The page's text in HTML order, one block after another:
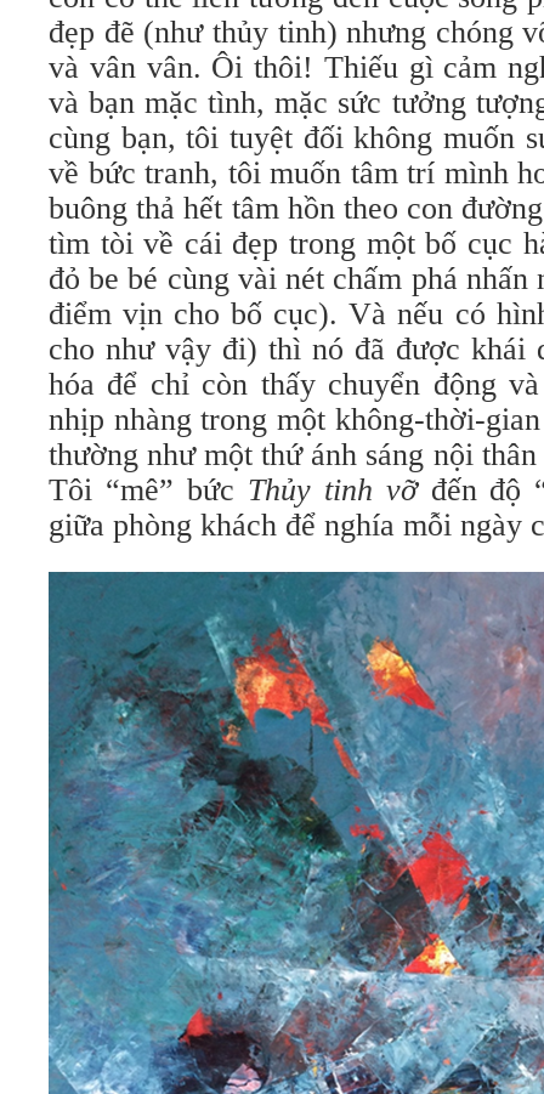
đẹp đẽ (như thủy tinh) nhưng chóng
và vân vân. Ôi thôi! Thiếu gì cảm
và bạn mặc tình, mặc sức tưởng
cùng bạn, tôi tuyệt đối không muốn
về bức tranh, tôi muốn tâm trí mình
buông thả hết tâm hồn theo con
tìm tòi về cái đẹp trong một bố cục
đỏ be bé cùng vài nét chấm phá nhấn
điểm vịn cho bố cục). Và nếu có
cho như vậy đi) thì nó đã được khái
hóa để chỉ còn thấy chuyển động
nhịp nhàng trong một không-thời-
thường như một thứ ánh sáng nội
Tôi “mê” bức Thủy tinh vỡđến độ
giữa phòng khách để nghía mỗi ngày